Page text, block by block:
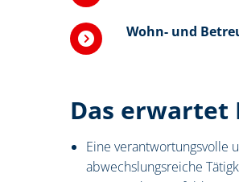
Wohn- und
Das erwartet
Eine verantwortungsvolle
abwechslungsreiche